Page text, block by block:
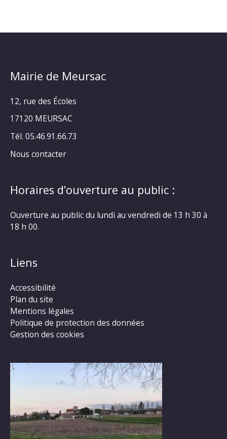
Mairie de Meursac
12, rue des Écoles
17120 MEURSAC
Tél. 05.46.91.66.73
Nous contacter
Horaires d’ouverture au public :
Ouverture au public du lundi au vendredi de 13 h 30 à
18 h 00.
Liens
Accessibilité
Plan du site
Mentions légales
Politique de protection des données
Gestion des cookies